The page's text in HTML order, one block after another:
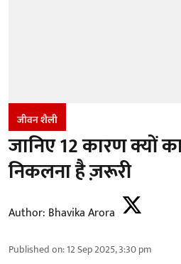
जीवन शैली
जानिए 12 कारण क्यों
निकलना है ज़रूरी
Author: Bhavika Arora
Published on:12 Sep 2025, 3:30 pm